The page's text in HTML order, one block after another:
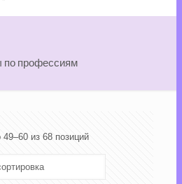
по профессиям
49–60 из 68 позиций